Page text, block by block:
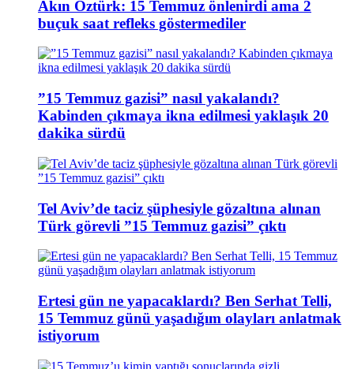
Akın Öztürk: 15 Temmuz önlenirdi ama 2
buçuk saat refleks göstermediler
”15 Temmuz gazisi” nasıl yakalandı?
Kabinden çıkmaya ikna edilmesi yaklaşık 20
dakika sürdü
Tel Aviv’de taciz şüphesiyle gözaltına alınan
Türk görevli ”15 Temmuz gazisi” çıktı
Ertesi gün ne yapacaklardı? Ben Serhat Telli,
15 Temmuz günü yaşadığım olayları anlatmak
istiyorum